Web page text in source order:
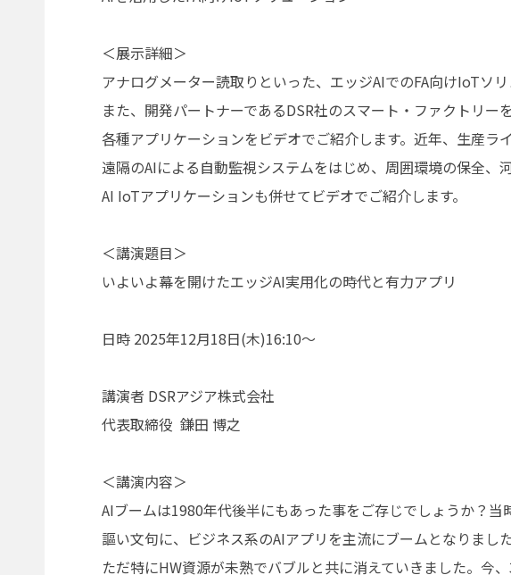
＜展示詳細＞
アナログメーター読取りといった、エッジAIでのFA向けIoTソリ
また、開発パートナーであるDSR社のスマート・ファクトリー
各種アプリケーションをビデオでご紹介します。近年、生産ラ
遠隔のAIによる自動監視システムをはじめ、周囲環境の保全、
AI IoTアプリケーションも併せてビデオでご紹介します。
＜講演題目＞
いよいよ幕を開けたエッジAI実用化の時代と有力アプリ
日時 2025年12月18日(木)16:10～
講演者 DSRアジア株式会社
代表取締役 鎌田 博之
＜講演内容＞
AIブームは1980年代後半にもあった事をご存じでしょうか？
謳い文句に、ビジネス系のAIアプリを主流にブームとなりました
ただ特にHW資源が未熟でバブルと共に消えていきました。今